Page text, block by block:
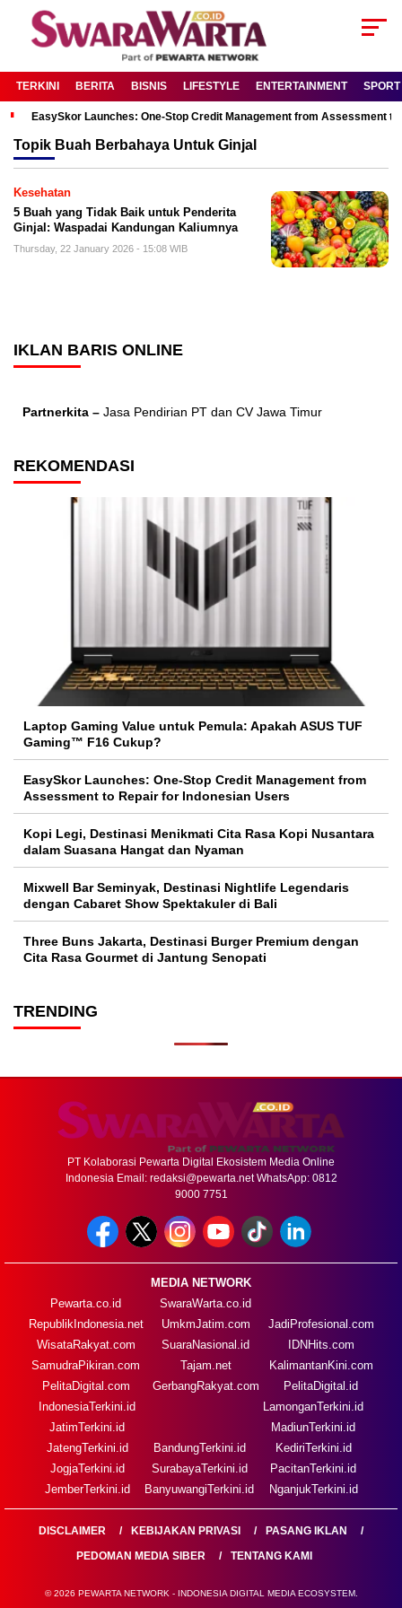
TERKINI BERITA BISNIS LIFESTYLE ENTERTAINMENT SPORT
EasySkor Launches: One-Stop Credit Management from Assessment
Topik Buah Berbahaya Untuk Ginjal
Kesehatan
5 Buah yang Tidak Baik untuk Penderita
Ginjal: Waspadai Kandungan Kaliumnya
Thursday, 22 January 2026 - 15:08 WIB
IKLAN BARIS ONLINE
Partnerkita – Jasa Pendirian PT dan CV Jawa Timur
REKOMENDASI
Laptop Gaming Value untuk Pemula: Apakah ASUS TUF
Gaming™ F16 Cukup?
EasySkor Launches: One-Stop Credit Management from
Assessment to Repair for Indonesian Users
Kopi Legi, Destinasi Menikmati Cita Rasa Kopi Nusantara
dalam Suasana Hangat dan Nyaman
Mixwell Bar Seminyak, Destinasi Nightlife Legendaris
dengan Cabaret Show Spektakuler di Bali
Three Buns Jakarta, Destinasi Burger Premium dengan
Cita Rasa Gourmet di Jantung Senopati
TRENDING
PT Kolaborasi Pewarta Digital Ekosistem Media Online
Indonesia Email: redaksi@pewarta.netWhatsApp: 0812
9000 7751
MEDIA NETWORK
Pewarta.co.id
RepublikIndonesia.net
WisataRakyat.com
SamudraPikiran.com
PelitaDigital.com
SwaraWarta.co.id
UmkmJatim.com
SuaraNasional.id
Tajam.net
GerbangRakyat.com
JadiProfesional.com
IDNHits.com
KalimantanKini.com
PelitaDigital.id
IndonesiaTerkini.id
JatimTerkini.id
JatengTerkini.id
JogjaTerkini.id
JemberTerkini.id
BandungTerkini.id
SurabayaTerkini.id
BanyuwangiTerkini.id
LamonganTerkini.id
MadiunTerkini.id
KediriTerkini.id
PacitanTerkini.id
NganjukTerkini.id
DISCLAIMER KEBIJAKAN PRIVASI
PASANG IKLAN
PEDOMAN MEDIA SIBER
TENTANG KAMI
© 2026 PEWARTA NETWORK - INDONESIA DIGITAL MEDIA ECOSYSTEM.